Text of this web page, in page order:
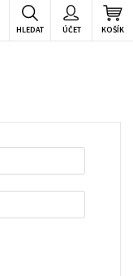
KOŠÍK
ÚČET
HLEDAT